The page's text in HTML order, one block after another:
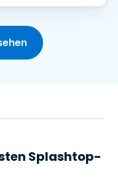
Splashtop-